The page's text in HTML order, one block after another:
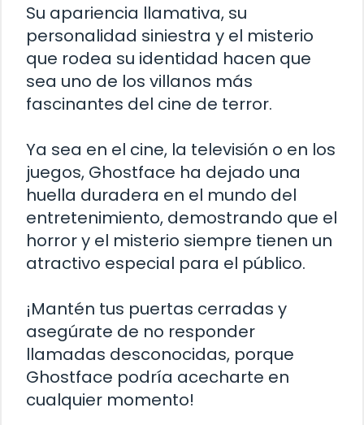
Su apariencia llamativa, su
personalidad siniestra y el misterio
que rodea su identidad hacen que
sea uno de los villanos más
fascinantes del cine de terror.
Ya sea en el cine, la televisión o en los
juegos, Ghostface ha dejado una
huella duradera en el mundo del
entretenimiento, demostrando que el
horror y el misterio siempre tienen un
atractivo especial para el público.
¡Mantén tus puertas cerradas y
asegúrate de no responder
llamadas desconocidas, porque
Ghostface podría acecharte en
cualquier momento!